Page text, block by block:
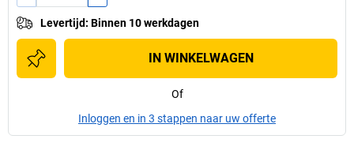
Levertijd: Binnen 10 werkdagen
IN WINKELWAGEN
Of
Inloggen en in 3 stappen naar uw offerte